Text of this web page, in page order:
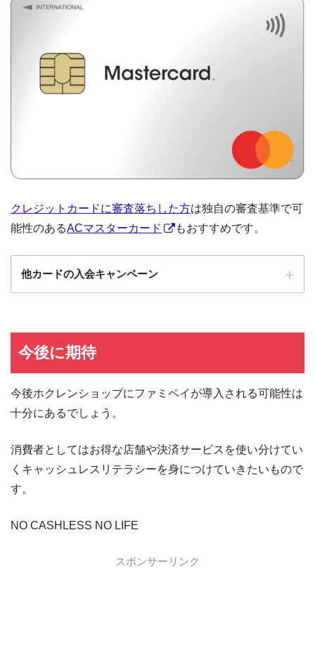
クレジットカードに審査落ちした方は独自の審査基準で可
能性のあるACマスターカード もおすすめです。
他カードの入会キャンペーン
エポスカード
au PAYカード au PAYカードの入会キャンペーン
三井住友カード 三井住友カードの入会キャンペーン
VIASOカード VIASOカードの入会キャンペーン
dカード GOLD dカード GOLDの入会キャンペーン
東急カードの入会キャンペーン
今後に期待
今後ホクレンショップにファミペイが導入される可能性は
十分にあるでしょう。
消費者としてはお得な店舗や決済サービスを使い分けてい
くキャッシュレスリテラシーを身につけていきたいもので
す。
NO CASHLESS NO LIFE
スポンサーリンク